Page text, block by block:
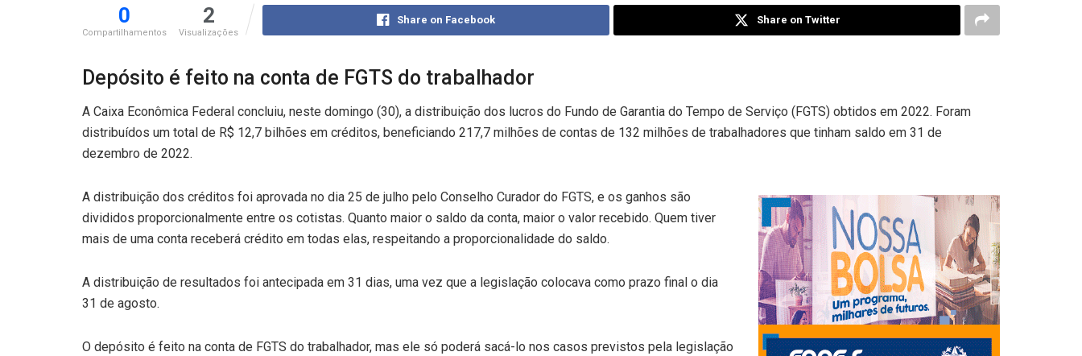
0
Compartilhamentos
2
Visualizações
Share on Facebook Share on Twitter
Depósito é feito na conta de FGTS do trabalhador
A Caixa Econômica Federal concluiu, neste domingo (30), a distribuição dos lucros do Fundo de Garantia do Tempo de Serviço (FGTS) obtidos em 2022. Foram
distribuídos um total de R$ 12,7 bilhões em créditos, beneficiando 217,7 milhões de contas de 132 milhões de trabalhadores que tinham saldo em 31 de
dezembro de 2022.
A distribuição dos créditos foi aprovada no dia 25 de julho pelo Conselho Curador do FGTS, e os ganhos são
divididos proporcionalmente entre os cotistas. Quanto maior o saldo da conta, maior o valor recebido. Quem tiver
mais de uma conta receberá crédito em todas elas, respeitando a proporcionalidade do saldo.
A distribuição de resultados foi antecipada em 31 dias, uma vez que a legislação colocava como prazo final o dia
31 de agosto.
O depósito é feito na conta de FGTS do trabalhador, mas ele só poderá sacá-lo nos casos previstos pela legislação